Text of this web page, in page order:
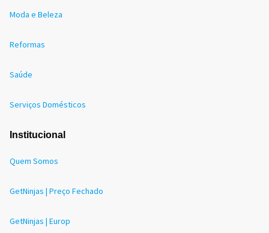
Moda e Beleza
Reformas
Saúde
Serviços Domésticos
Institucional
Quem Somos
GetNinjas | Preço Fechado
GetNinjas | Europ